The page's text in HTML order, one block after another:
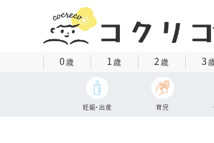
0歳 1歳 2歳 3
妊娠・出産 育児